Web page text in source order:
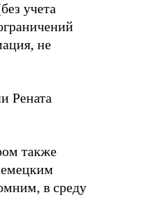
учета
не
Рената
также
в среду